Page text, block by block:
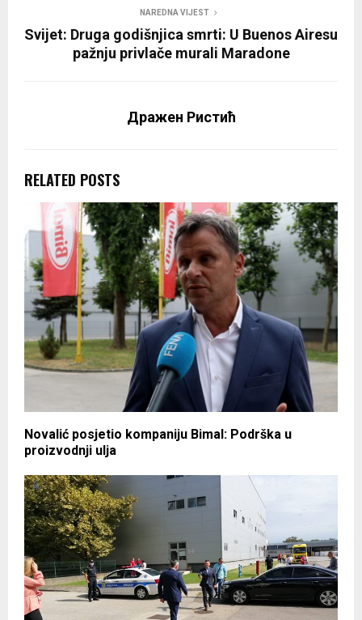
NAREDNA VIJEST
Svijet: Druga godišnjica smrti: U Buenos Airesu
pažnju privlače murali Maradone
Дражен Ристић
RELATED POSTS
Novalić posjetio kompaniju Bimal: Podrška u
proizvodnji ulja